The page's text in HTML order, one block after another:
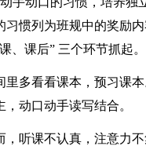
惯列为班规中的奖励
、课后” 三个环节抓起。
多看看课本，预习课
动口动手读写结合。
，听课不认真，注意力